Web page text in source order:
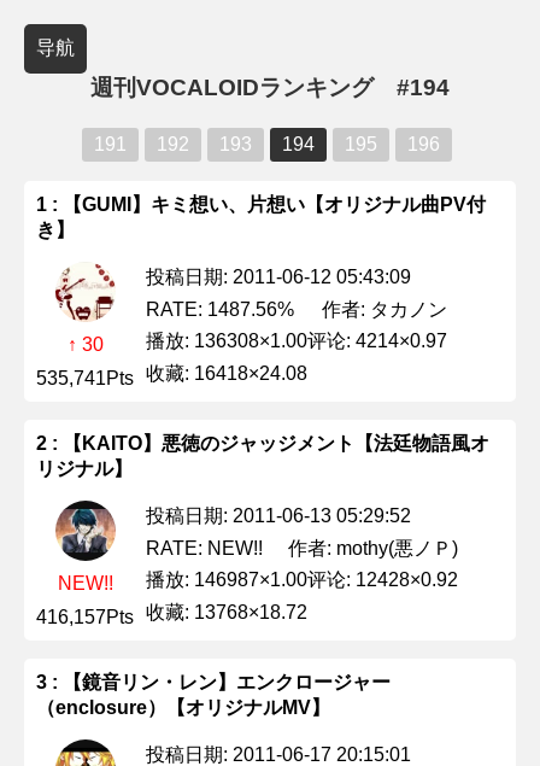
导航
週刊VOCALOIDランキング #194
191 192 193 194 195 196
1 : 【GUMI】キミ想い、片想い【オリジナル曲PV付
き】
↑ 30
535,741Pts
投稿日期: 2011-06-12 05:43:09
RATE: 1487.56%
作者: タカノン
播放: 136308×1.00评论: 4214×0.97
收藏: 16418×24.08
2 : 【KAITO】悪徳のジャッジメント【法廷物語風オ
リジナル】
NEW!!
416,157Pts
投稿日期: 2011-06-13 05:29:52
RATE: NEW!!
作者: mothy(悪ノＰ)
播放: 146987×1.00评论: 12428×0.92
收藏: 13768×18.72
3 : 【鏡音リン・レン】エンクロージャー
（enclosure）【オリジナルMV】
投稿日期: 2011-06-17 20:15:01